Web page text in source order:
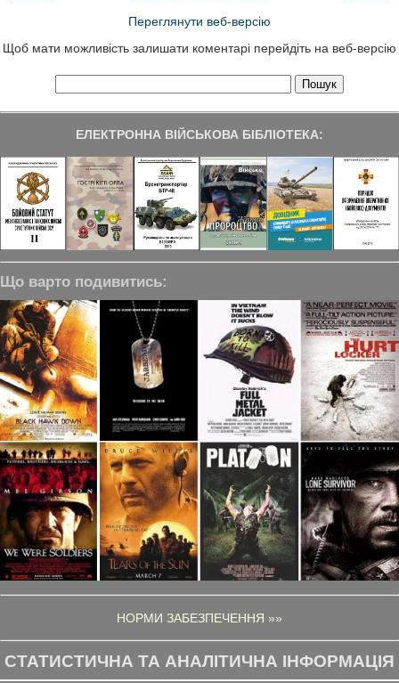
Переглянути веб-версію
Щоб мати можливість залишати коментарі перейдіть на веб-версію
ЕЛЕКТРОННА ВІЙСЬКОВА БІБЛІОТЕКА:
Що варто подивитись:
НОРМИ ЗАБЕЗПЕЧЕННЯ »»
СТАТИСТИЧНА ТА АНАЛІТИЧНА ІНФОРМАЦІЯ